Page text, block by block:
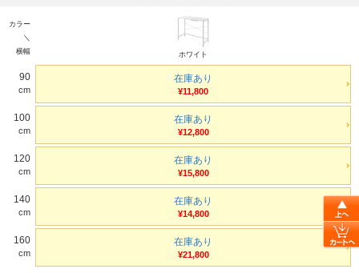
カラー
＼
横幅
ホワイト
90
cm
在庫あり
¥11,800
100
cm
在庫あり
¥12,800
120
cm
在庫あり
¥15,800
140
cm
在庫あり
¥14,800
160
cm
在庫あり
¥21,800